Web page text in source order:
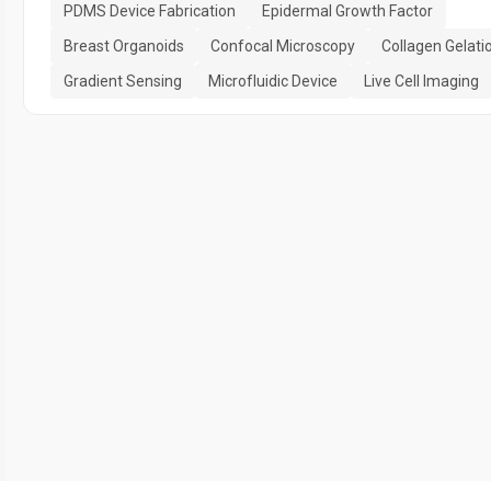
PDMS Device Fabrication
Epidermal Growth Factor
Breast Organoids
Confocal Microscopy
Collagen
Gradient Sensing
Microfluidic Device Live Cell Imaging